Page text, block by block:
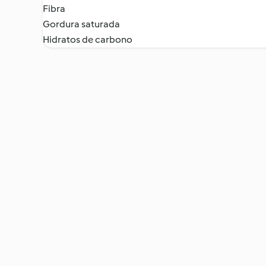
Fibra
Gordura saturada
Hidratos de carbono